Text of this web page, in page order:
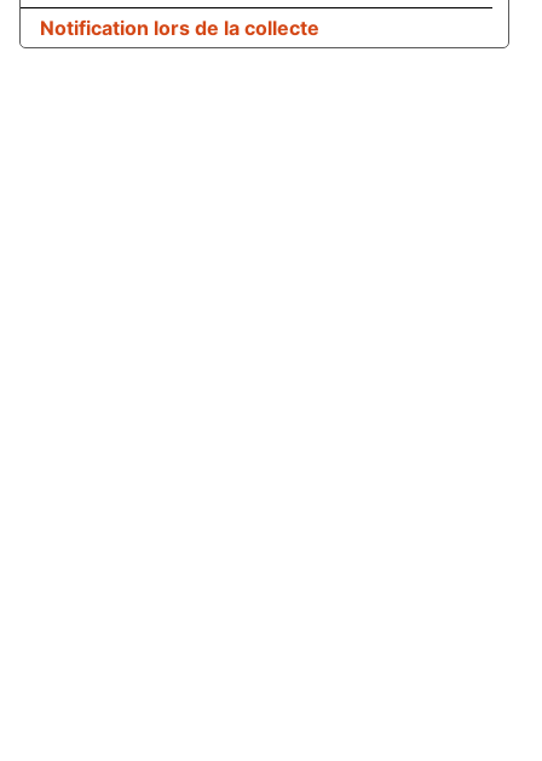
Notification lors de la collecte